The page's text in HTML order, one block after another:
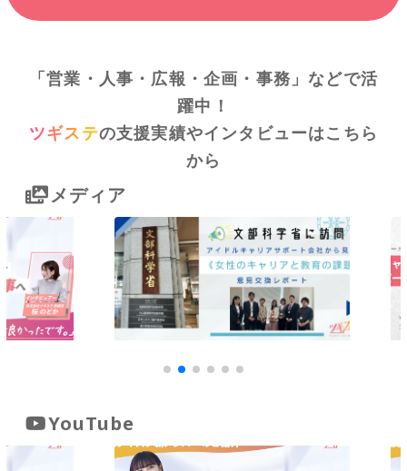
「営業・人事・広報・企画・事務」などで活
躍中！
ツギステの支援実績やインタビューはこちら
から
メディア
YouTube